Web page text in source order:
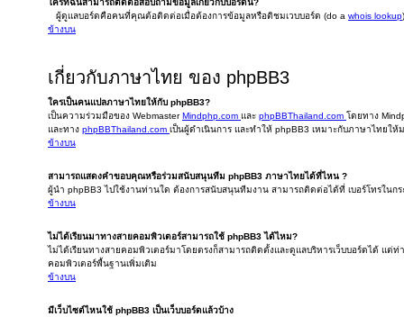
ใครที่ฉันสามารถติดต่อสอบถามข้อมูลเกี่ยวกับบอร์ดนี้?
ผู้ดูแลบอร์ดคือคนที่คุณต้อติดต่อเมื่อต้องการข้อมูลหรือติชมเวบบอร์ด (do a whois lookup
ข้างบน
เกี่ยวกับภาษาไทย ของ phpBB3
ใครเป็นคนแปลภาษาไทยให้กับ phpBB3?
เป็นความร่วมมือของ WebmasterMindphp.com และ phpBBThailand.com โดยทาง
และทาง phpBBThailand.com เป็นผู้ดำเนินการ และทำให้ phpBB3 เหมาะกับภาษาไทยให้
ข้างบน
สามารถแสดงคำขอบคุณหรือร่วมสนับสนุนทีม phpBB3 ภาษาไทยได้ที่ไหน ?
ผู้นำ phpBB3 ไปใช้งานท่านใด ต้องการสนับสนุนทีมงาน สามารถติดต่อได้ที่ เบอร์โทรในก
ข้างบน
ไม่ได้เรียนมาทางสายคอมพิวเตอร์สามารถใช้ phpBB3 ได้ไหม?
ไม่ได้เรียนทางสายคอมพิวเตอร์มาโดยตรงก็สามารถติดตั้งและดูแลบริหารเว็บบอร์ดได้ แต่
คอมพิวเตอร์พื้นฐานเพิ่มเติม
ข้างบน
มีเว็บไซต์ไหนใช้ phpBB3 เป็นเว็บบอร์ดแล้วบ้าง